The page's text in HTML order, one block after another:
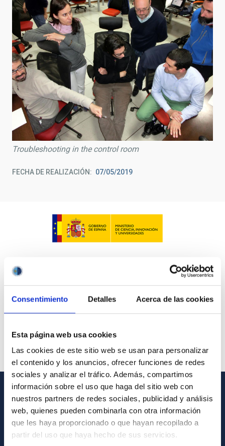
Consentimiento Detalles Acerca de las cookies
Esta página web usa cookies
Las cookies de este sitio web se usan para personalizar
el contenido y los anuncios, ofrecer funciones de redes
sociales y analizar el tráfico. Además, compartimos
información sobre el uso que haga del sitio web con
nuestros partners de redes sociales, publicidad y análisis
web, quienes pueden combinarla con otra información
que les haya proporcionado o que hayan recopilado a
partir del uso que haya hecho de sus servicios.
Troubleshooting in the control room
FECHA DE REALIZACIÓN 07/05/2019
INFORMACIÓN GENERAL
Contacto
Cómo llegar al IAC